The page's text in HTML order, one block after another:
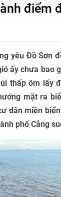
điểm
yêu Đồ Sơn
ấy chưa bao
thấp ôm lấy
mặt ra
dân miền
phố Cảng